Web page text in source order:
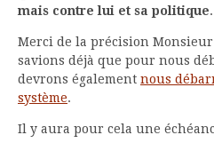
mais contre lui et sa politique.
Merci de la précision
savions déjà que pour nous
devrons également nous
système.
Il y aura pour cela une